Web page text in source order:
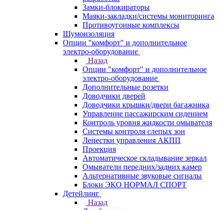
Замки-блокираторы
Маяки-закладки/системы мониторинга
Противоугонные комплексы
Шумоизоляция
Опции "комфорт" и дополнительное
электро-оборудование
Назад
Опции "комфорт" и дополнительное
электро-оборудование
Дополнительные розетки
Доводчики дверей
Доводчики крышки/двери багажника
Управление пассажирским сидением
Контроль уровня жидкости омывателя
Системы контроля слепых зон
Лепестки управления АКПП
Проекция
Автоматическое складывание зеркал
Омыватели передних/задних камер
Альтернативные звуковые сигналы
Блоки ЭКО НОРМАЛ СПОРТ
Детейлинг
Назад